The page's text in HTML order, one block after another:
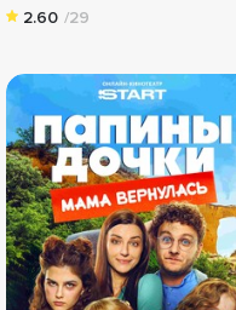
2.60 /29